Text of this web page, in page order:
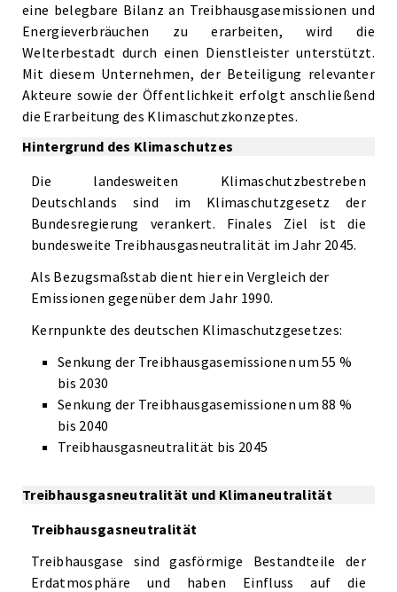
eine belegbare Bilanz an Treibhausgasemissionen und
Energieverbräuchen zu erarbeiten, wird die
Welterbestadt durch einen Dienstleister unterstützt.
Mit diesem Unternehmen, der Beteiligung relevanter
Akteure sowie der Öffentlichkeit erfolgt anschließend
die Erarbeitung des Klimaschutzkonzeptes.
Hintergrund des Klimaschutzes
Die landesweiten Klimaschutzbestreben
Deutschlands sind im Klimaschutzgesetz der
Bundesregierung verankert. Finales Ziel ist die
bundesweite Treibhausgasneutralität im Jahr 2045.
Als Bezugsmaßstab dient hier ein Vergleich der
Emissionen gegenüber dem Jahr 1990.
Kernpunkte des deutschen Klimaschutzgesetzes:
Senkung der Treibhausgasemissionen um 55 %
bis 2030
Senkung der Treibhausgasemissionen um 88 %
bis 2040
Treibhausgasneutralität bis 2045
Treibhausgasneutralität und Klimaneutralität
Treibhausgasneutralität
Treibhausgase sind gasförmige Bestandteile der
Erdatmosphäre und haben Einfluss auf die